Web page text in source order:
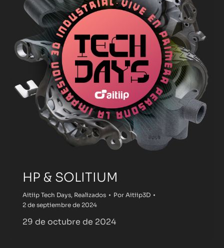
HP & SOLITIUM
Aitiip Tech Days, Realizados Por Aitiip3D
2 de septiembre de 2024
29 de octubre de 2024